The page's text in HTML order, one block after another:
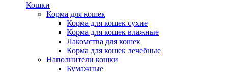
Кошки
Корма для кошек
Корма для кошек сухие
Корма для кошек влажные
Лакомства для кошек
Корма для кошек лечебные
Наполнители кошки
Бумажные